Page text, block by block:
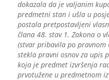
dokazala da je valjanim
predmetni stan i ušla u
postala pretpostavljeni
člana 48. stav 1. Zakona o
(stvar pribavila po pravnom
stekla pravni osnov za upis
koja je predmet izvršenja
prvotužene u predmetnom